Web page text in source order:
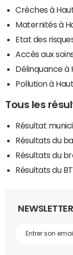
Crèches à
Maternités à
Etat des
Accès aux
Délinquance
Pollution à
Tous les
Résultat
Résultats du
Résultats du
Résultats du